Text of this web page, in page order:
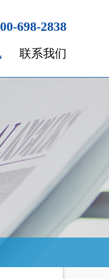
698-2838
联系我们